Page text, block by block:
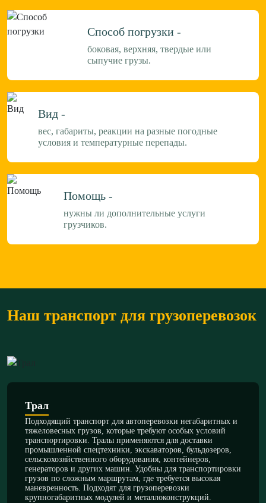
Способ погрузки -
боковая, верхняя, твердые или
сыпучие грузы.
Вид -
вес, габариты, реакции на разные погодные
условия и температурные перепады.
Помощь -
нужны ли дополнительные услуги
грузчиков.
Наш транспорт для грузоперевозок
Трал
Подходящий транспорт для автоперевозки негабаритных и
тяжеловесных грузов, которые требуют особых условий
транспортировки. Тралы применяются для доставки
промышленной спецтехники, экскаваторов, бульдозеров,
сельскохозяйственного оборудования, контейнеров,
генераторов и других машин. Удобны для транспортировки
грузов по сложным маршрутам, где требуется высокая
маневренность. Подходят для грузоперевозки
крупногабаритных модулей и металлоконструкций.